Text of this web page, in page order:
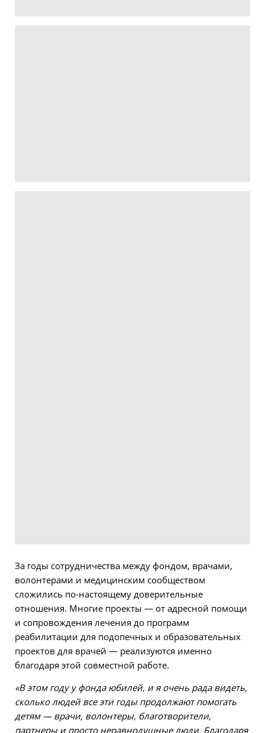
За годы сотрудничества между фондом, врачами,
волонтерами и медицинским сообществом
сложились по-настоящему доверительные
отношения. Многие проекты — от адресной помощи
и сопровождения лечения до программ
реабилитации для подопечных и образовательных
проектов для врачей — реализуются именно
благодаря этой совместной работе.
«В этом году у фонда юбилей, и я очень рада видеть,
сколько людей все эти годы продолжают помогать
детям — врачи, волонтеры, благотворители,
партнеры и просто неравнодушные люди. Благодаря